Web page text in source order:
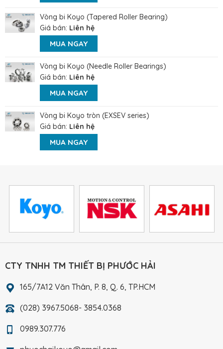
Vòng bi Koyo (Tapered Roller Bearing)
Giá bán: Liên hệ
MUA NGAY
Vòng bi Koyo (Needle Roller Bearings)
Giá bán: Liên hệ
MUA NGAY
Vòng bi Koyo tròn (EXSEV series)
Giá bán: Liên hệ
MUA NGAY
CTY TNHH TM THIẾT BỊ PHƯỚC HẢI
165/7A12 Văn Thân, P. 8, Q. 6, TP.HCM
(028) 3967.5068- 3854.0368
0989.307.776